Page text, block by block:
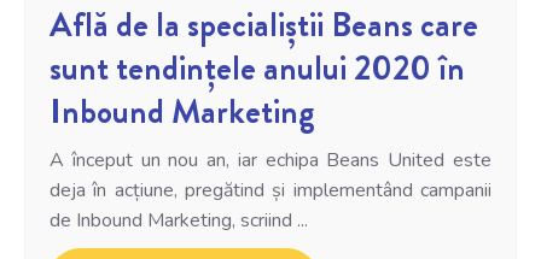
Află de la specialiștii Beans care
sunt tendințele anului 2020 în
Inbound Marketing
A început un nou an, iar echipa Beans United este
deja în acțiune, pregătind și implementând campanii
de Inbound Marketing, scriind ...